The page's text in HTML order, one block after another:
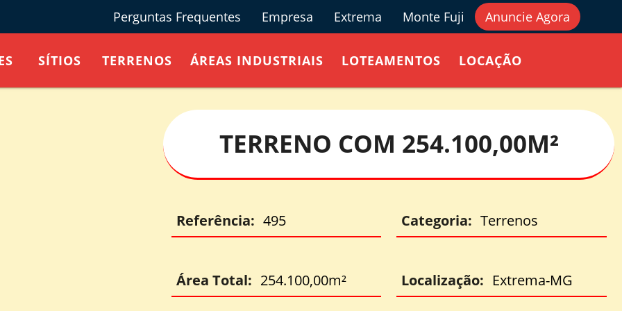
Perguntas Frequentes Empresa Extrema Monte Fuji Anuncie Agora
SÍTIOS TERRENOS ÁREAS INDUSTRIAIS LOTEAMENTOS LOCAÇÃO
TERRENO COM 254.100,00M²
Referência: 495 Categoria: Terrenos
Área Total: 254.100,00m² Localização: Extrema-MG